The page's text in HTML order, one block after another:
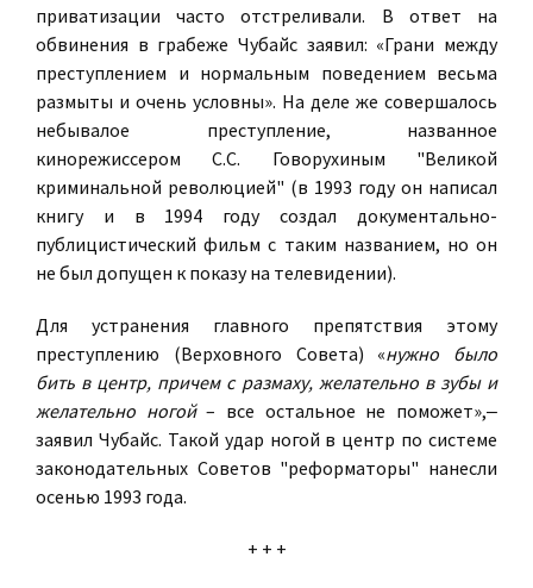
приватизации часто отстреливали. В ответ на
обвинения в грабеже Чубайс заявил: «Грани между
преступлением и нормальным поведением весьма
размыты и очень условны». На деле же совершалось
небывалое преступление, названное
кинорежиссером С.С. Говорухиным "Великой
криминальной революцией" (в 1993 году он написал
книгу и в 1994 году создал документально-
публицистический фильм с таким названием, но он
не был допущен к показу на телевидении).
Для устранения главного препятствия этому
преступлению (Верховного Совета) «нужно было
бить в центр, причем с размаху, желательно в зубы и
желательно ногой– все остальное не поможет»,‒
заявил Чубайс. Такой удар ногой в центр по системе
законодательных Советов "реформаторы" нанесли
осенью 1993 года.
+ + +